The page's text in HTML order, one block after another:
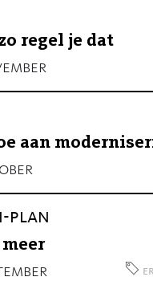
regel je dat
aan
plan